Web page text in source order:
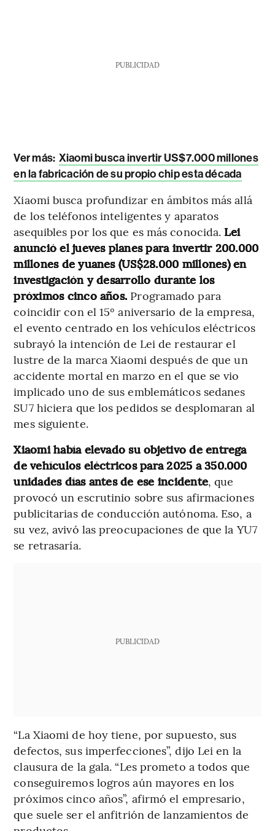
PUBLICIDAD
Ver más: Xiaomi busca invertir US$7.000 millones
en la fabricación de su propio chip esta década
Xiaomi busca profundizar en ámbitos más allá
de los teléfonos inteligentes y aparatos
asequibles por los que es más conocida. Lei
anunció el jueves planes para invertir 200.000
millones de yuanes (US$28.000 millones) en
investigación y desarrollo durante los
próximos cinco años. Programado para
coincidir con el 15º aniversario de la empresa,
el evento centrado en los vehículos eléctricos
subrayó la intención de Lei de restaurar el
lustre de la marca Xiaomi después de que un
accidente mortal en marzo en el que se vio
implicado uno de sus emblemáticos sedanes
SU7 hiciera que los pedidos se desplomaran al
mes siguiente.
Xiaomi había elevado su objetivo de entrega
de vehículos eléctricos para 2025 a 350.000
unidades días antes de ese incidente, que
provocó un escrutinio sobre sus afirmaciones
publicitarias de conducción autónoma. Eso, a
su vez, avivó las preocupaciones de que la YU7
se retrasaría.
PUBLICIDAD
“La Xiaomi de hoy tiene, por supuesto, sus
defectos, sus imperfecciones”, dijo Lei en la
clausura de la gala. “Les prometo a todos que
conseguiremos logros aún mayores en los
próximos cinco años”, afirmó el empresario,
que suele ser el anfitrión de lanzamientos de